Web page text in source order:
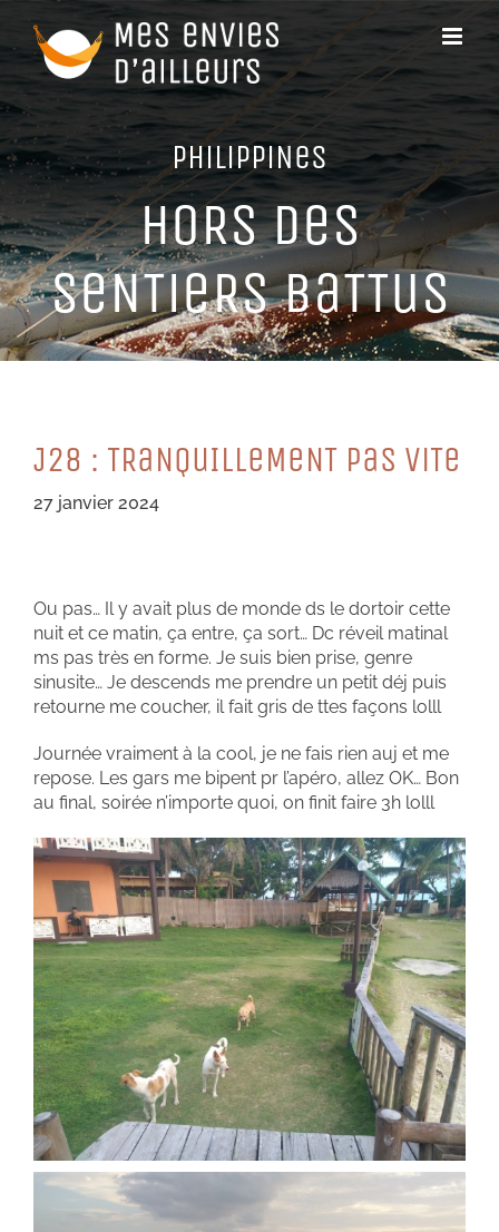
contenu
PHiLiPPiNeS
HoRS DeS
SeNTieRS BaTTuS
J28 : TRaNQuILLeMeNT PaS ViTe
27 janvier 2024
Ou pas… Il y avait plus de monde ds le dortoir cette
nuit et ce matin, ça entre, ça sort… Dc réveil matinal
ms pas très en forme. Je suis bien prise, genre
sinusite… Je descends me prendre un petit déj puis
retourne me coucher, il fait gris de ttes façons lolll
Journée vraiment à la cool, je ne fais rien auj et me
repose. Les gars me bipent pr l’apéro, allez OK… Bon
au final, soirée n’importe quoi, on finit faire 3h lolll